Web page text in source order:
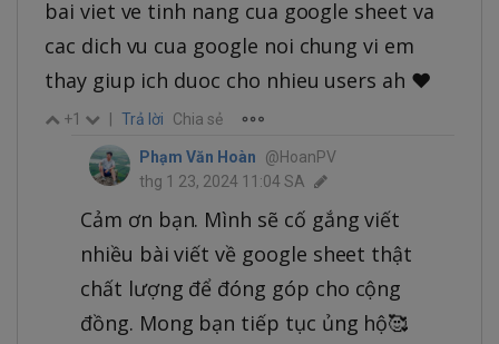
bai viet ve tinh nang cua google sheet va
cac dich vu cua google noi chung vi em
thay giup ich duoc cho nhieu users ah ♥️
+1 Trả lời Chia sẻ
Phạm Văn Hoàn
@HoanPV
thg 1 23, 2024 11:04 SA
Cảm ơn bạn. Mình sẽ cố gắng viết
nhiều bài viết về google sheet thật
chất lượng để đóng góp cho cộng
đồng. Mong bạn tiếp tục ủng hộ🥰